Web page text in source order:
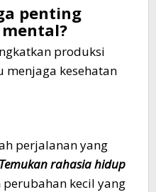
penting
produksi
menjaga kesehatan
perjalanan yang
Temukan rahasia hidup
kecil yang